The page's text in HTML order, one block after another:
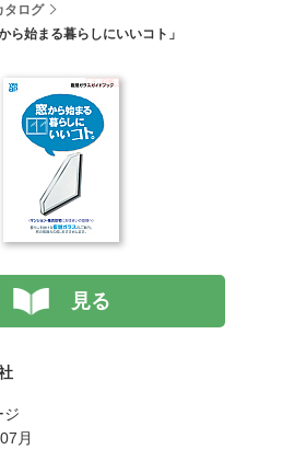
タログ
ら始まる暮らしにいいコト」
見る
ジ
月